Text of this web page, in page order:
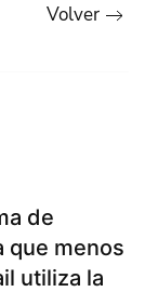
Volver
de
que menos
utiliza la